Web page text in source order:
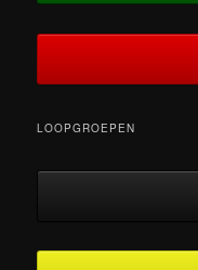
LOOPGROEPEN